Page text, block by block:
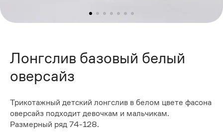
Лонгслив базовый белый
оверсайз
Трикотажный детский лонгслив в белом цвете фасона
оверсайз подходит девочкам и мальчикам.
Размерный ряд 74-128.